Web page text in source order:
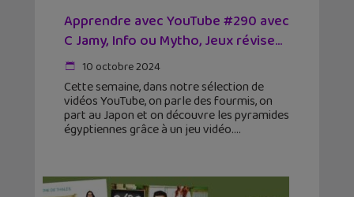
Apprendre avec YouTube #290 avec
C Jamy, Info ou Mytho, Jeux révise…
10 octobre 2024
Cette semaine, dans notre sélection de
vidéos YouTube, on parle des fourmis, on
part au Japon et on découvre les pyramides
égyptiennes grâce à un jeu vidéo.